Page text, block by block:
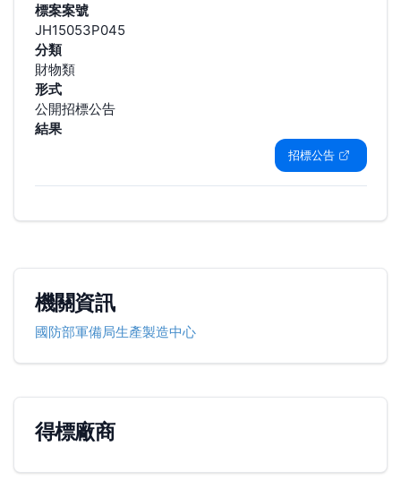
標案案號
JH15053P045
分類
財物類
形式
公開招標公告
結果
招標公告
機關資訊
國防部軍備局生產製造中心
得標廠商